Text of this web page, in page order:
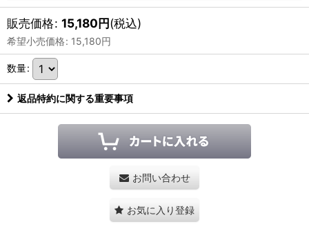
販売価格: 15,180円(税込)
希望小売価格: 15,180円
数量:
返品特約に関する重要事項
お問い合わせ
お気に入り登録